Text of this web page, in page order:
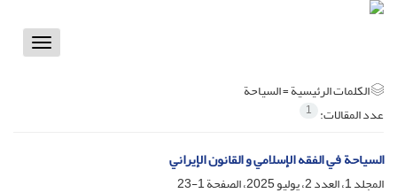
Toggle
الكلمات الرئيسية =السياحة
عدد المقالات: 1
السياحة في الفقه الإسلامي و القانون الإيراني
المجلد 1، العدد 2، يوليو 2025، الصفحة
1-23